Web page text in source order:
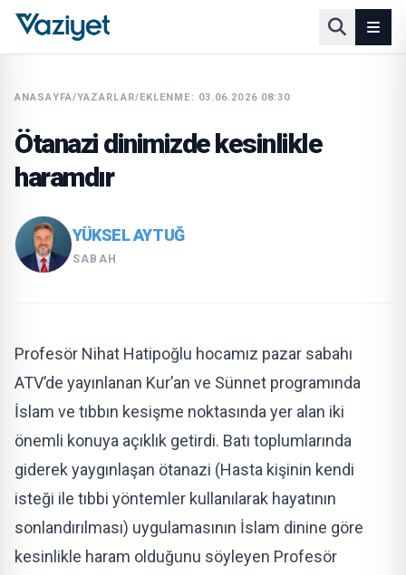
ANASAYFA/YAZARLAR/EKLENME: 03.06.2026 08:30
Ötanazi dinimizde kesinlikle
haramdır
YÜKSEL AYTUĞ
SABAH
Profesör Nihat Hatipoğlu hocamız pazar sabahı
ATV’de yayınlanan Kur’an ve Sünnet programında
İslam ve tıbbın kesişme noktasında yer alan iki
önemli konuya açıklık getirdi. Batı toplumlarında
giderek yaygınlaşan ötanazi (Hasta kişinin kendi
isteği ile tıbbi yöntemler kullanılarak hayatının
sonlandırılması) uygulamasının İslam dinine göre
kesinlikle haram olduğunu söyleyen Profesör